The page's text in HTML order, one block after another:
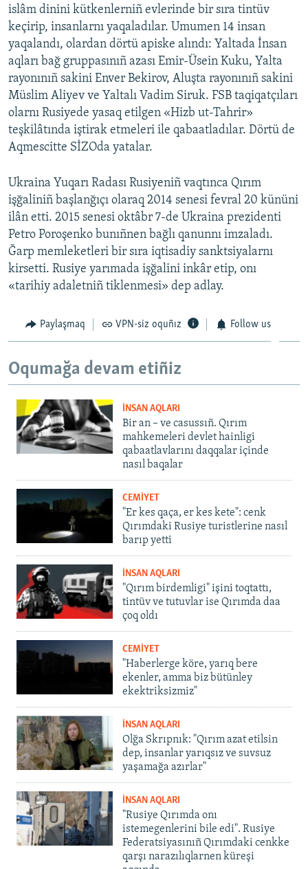
islâm dinini kütkenlerniñ evlerinde bir sıra tintüv
keçirip, insanlarnı yaqaladılar. Umumen 14 insan
yaqalandı, olardan dörtü apiske alındı: Yaltada İnsan
aqları bağ gruppasınıñ azası Emir-Üsein Kuku, Yalta
rayonınıñ sakini Enver Bekirov, Aluşta rayonınıñ sakini
Müslim Aliyev ve Yaltalı Vadim Siruk. FSB taqiqatçıları
olarnı Rusiyede yasaq etilgen «Hizb ut-Tahrir»
teşkilâtında iştirak etmeleri ile qabaatladılar. Dörtü de
Aqmescitte SİZOda yatalar.
Ukraina Yuqarı Radası Rusiyeniñ vaqtınca Qırım
işğaliniñ başlanğıçı olaraq 2014 senesi fevral 20 kününi
ilân etti. 2015 senesi oktâbr 7-de Ukraina prezidenti
Petro Poroşenko bunıñnen bağlı qanunnı imzaladı.
Ğarp memleketleri bir sıra iqtisadiy sanktsiyalarnı
kirsetti. Rusiye yarımada işğalini inkâr etip, onı
«tarihiy adaletniñ tiklenmesi» dep adlay.
Paylaşmaq VPN-siz oquñız Follow us
Oqumağa devam etiñiz
İNSAN AQLARI
Bir an – ve casussıñ. Qırım
mahkemeleri devlet hainligi
qabaatlavlarını daqqalar içinde
nasıl baqalar
CEMİYET
"Er kes qaça, er kes kete": cenk
Qırımdaki Rusiye turistlerine nasıl
barıp yetti
İNSAN AQLARI
"Qırım birdemligi" işini toqtattı,
tintüv ve tutuvlar ise Qırımda daa
çoq oldı
CEMİYET
"Haberlerge köre, yarıq bere
ekenler, amma biz bütünley
ekektriksizmiz"
İNSAN AQLARI
Olğa Skrıpnık: "Qırım azat etilsin
dep, insanlar yarıqsız ve suvsuz
yaşamağa azırlar"
İNSAN AQLARI
"Rusiye Qırımda onı
istemegenlerini bile edi". Rusiye
Federatsiyasınıñ Qırımdaki cenkke
qarşı narazılıqlarnen küreşi